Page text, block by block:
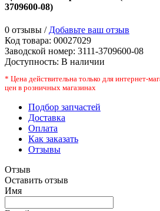
3709600-08)
0 отзывы / Добавьте ваш отзыв
Код товара: 00027029
Заводской номер: 3111-3709600-08
Доступность: В наличии
* Цена действительна только для интернет-
цен в розничных магазинах
Подбор запчастей
Доставка
Оплата
Как заказать
Отзывы
Отзыв
Оставить отзыв
Имя